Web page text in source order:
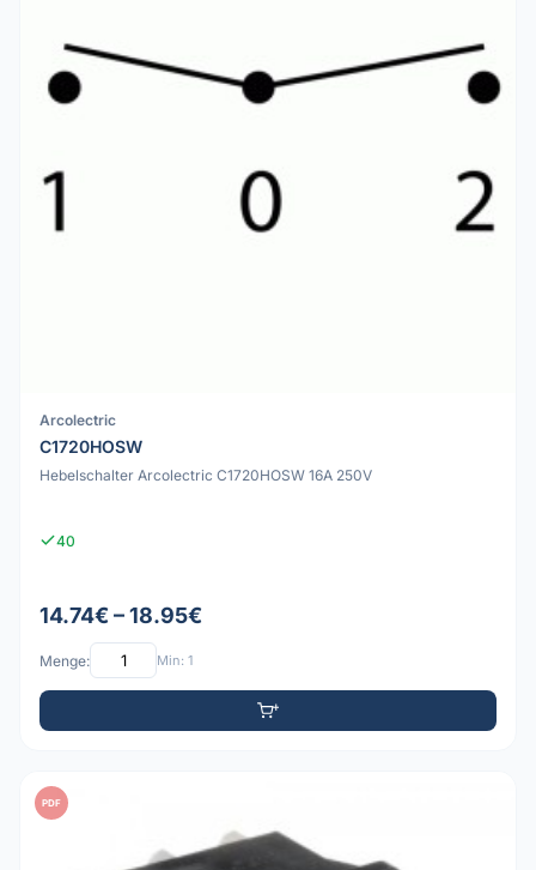
Arcolectric
C1720HOSW
Hebelschalter Arcolectric C1720HOSW 16A 250V
40
14.74€ – 18.95€
Menge: Min: 1
PDF